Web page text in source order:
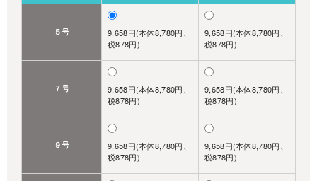
５号
9,658円(本体8,780円、
税878円)
9,658円(本体8,780円、
税878円)
７号
9,658円(本体8,780円、
税878円)
9,658円(本体8,780円、
税878円)
９号
9,658円(本体8,780円、
税878円)
9,658円(本体8,780円、
税878円)